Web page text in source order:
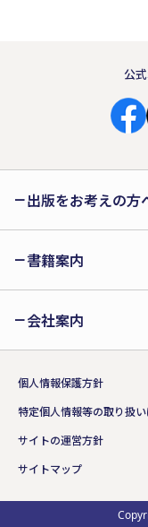
公
出版をお考えの方
書籍案内
会社案内
個人情報保護方針
特定個人情報等の取り扱
サイトの運営方針
サイトマップ